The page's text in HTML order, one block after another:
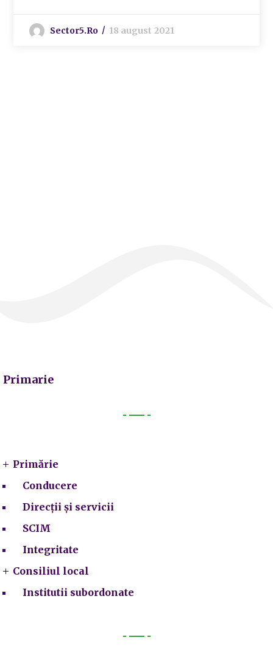
Sector5.ro 18 august 2021
Primarie
Primărie
Conducere
Direcții și servicii
SCIM
Integritate
Consiliul local
Institutii subordonate